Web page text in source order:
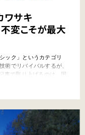
ワサキ
変こそが最大
ック」というカテゴリ
術でリバイバルするが、
事で取り上げるのは、国
。ファイター系ネイ
集部(…